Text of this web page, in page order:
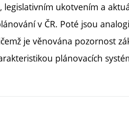
legislativním ukotvením a
v ČR. Poté jsou
je věnována pozornost
plánovacích